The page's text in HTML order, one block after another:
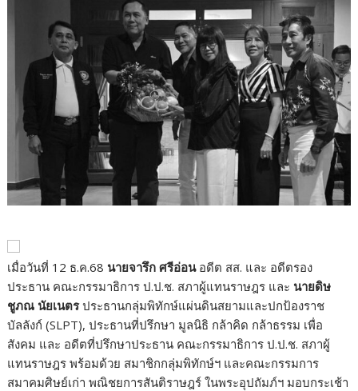
เมื่อวันที่ 12 ธ.ค.68 นายจารึก ศรีอ่อนอดีต สส. และ อดีตรอง
ประธาน คณะกรรมาธิการ ป.ป.ช. สภาผู้แทนราษฎร และ นายดิษ
ชูภณ นัยเนตรประธานกลุ่มพิทักษ์แผ่นดินสยามและปกป้องราช
บัลลังก์ (SLPT), ประธานที่ปรึกษา มูลนิธิ กล้าคิด กล้าธรรม เพื่อ
สังคม และ อดีตที่ปรึกษาประธาน คณะกรรมาธิการ ป.ป.ช. สภาผู้
แทนราษฎร พร้อมด้วย สมาชิกกลุ่มพิทักษ์ฯ และคณะกรรมการ
สมาคมศิษย์เก่า พณิชยการสันติราษฎร์ ในพระอุปถัมภ์ฯ มอบกระเช้า